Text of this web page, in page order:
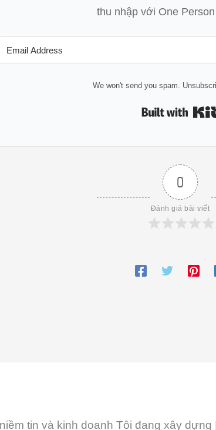
thu nhập với One
We won't send you spam.
0
Đánh giá bài viết
tin và kinh doanh Tôi đang xây